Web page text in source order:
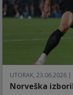
UTORAK, 23.06.2026 |
Norveška